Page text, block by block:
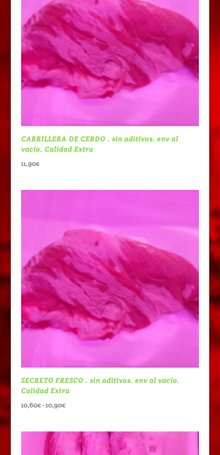
CARRILLERA DE CERDO . sin aditivos. env al
vacío. Calidad Extra
11,90€
SECRETO FRESCO . sin aditivos. env al vacío.
Calidad Extra
10,60€-10,90€Rango
desde
10,60€